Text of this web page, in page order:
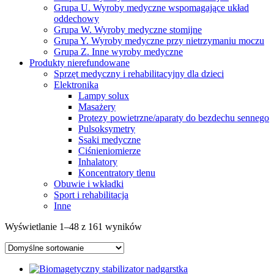
Grupa U. Wyroby medyczne wspomagające układ
oddechowy
Grupa W. Wyroby medyczne stomijne
Grupa Y. Wyroby medyczne przy nietrzymaniu moczu
Grupa Z. Inne wyroby medyczne
Produkty nierefundowane
Sprzęt medyczny i rehabilitacyjny dla dzieci
Elektronika
Lampy solux
Masażery
Protezy powietrzne/aparaty do bezdechu sennego
Pulsoksymetry
Ssaki medyczne
Ciśnieniomierze
Inhalatory
Koncentratory tlenu
Obuwie i wkładki
Sport i rehabilitacja
Inne
Wyświetlanie 1–48 z 161 wyników